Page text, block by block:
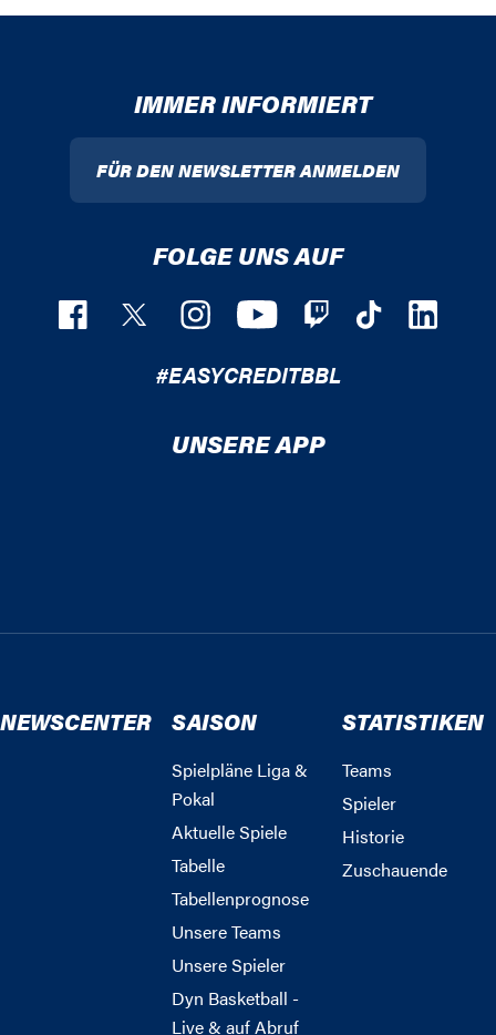
IMMER INFORMIERT
FÜR DEN NEWSLETTER ANMELDEN
FOLGE UNS AUF
#EASYCREDITBBL
UNSERE APP
NEWSCENTER SAISON
Spielpläne Liga &
Pokal
Aktuelle Spiele
Tabelle
Tabellenprognose
Unsere Teams
Unsere Spieler
Dyn Basketball -
Live & auf Abruf
STATISTIKEN
Teams
Spieler
Historie
Zuschauende